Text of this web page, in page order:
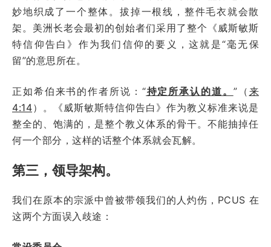
妙地织成了一个整体。拔掉一根线，整件毛衣就会散
架。美洲长老会最初的创始者们采用了整个《威斯敏斯
特信仰告白》作为我们信仰的要义，这就是“毫无保
留”的意思所在。
正如希伯来书的作者所说：“持定所承认的道。 ”（ 来
4:14）。《威斯敏斯特信仰告白》作为教义标准来说是
整全的、饱满的，是整个教义体系的骨干。不能抽掉任
何一个部分，这样的话整个体系就会瓦解。
第三，领导架构。
我们在原本的宗派中曾被带领我们的人灼伤，PCUS 在
这两个方面误入歧途：